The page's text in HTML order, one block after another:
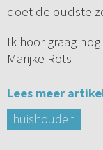
doet de oudste
Ik hoor graag
Marijke Rots
Lees meer
huishouden